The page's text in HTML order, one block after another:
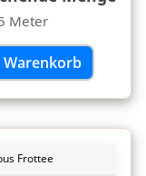
Meter
Warenkorb
Frottee